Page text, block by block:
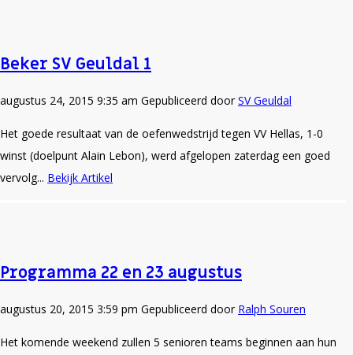
Beker SV Geuldal 1
augustus 24, 2015 9:35 am Gepubliceerd doorSV Geuldal
Het goede resultaat van de oefenwedstrijd tegen VV Hellas, 1-0
winst (doelpunt Alain Lebon), werd afgelopen zaterdag een goed
vervolg... Bekijk Artikel
Programma 22 en 23 augustus
augustus 20, 2015 3:59 pm Gepubliceerd door Ralph Souren
Het komende weekend zullen 5 senioren teams beginnen aan hun